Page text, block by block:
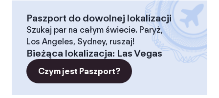
Paszport do dowolnej lokalizacji
Szukaj par na całym świecie. Paryż,
Los Angeles, Sydney, ruszaj!
Bieżąca lokalizacja: Las Vegas
Czym jest Paszport?